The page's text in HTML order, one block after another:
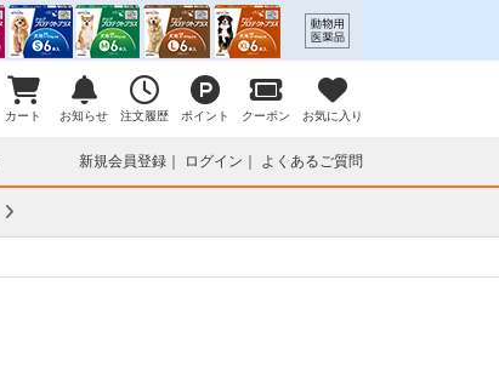
カート お知らせ 注文履歴 ポイント クーポン お気に入り
新規会員登録 ログイン よくあるご質問